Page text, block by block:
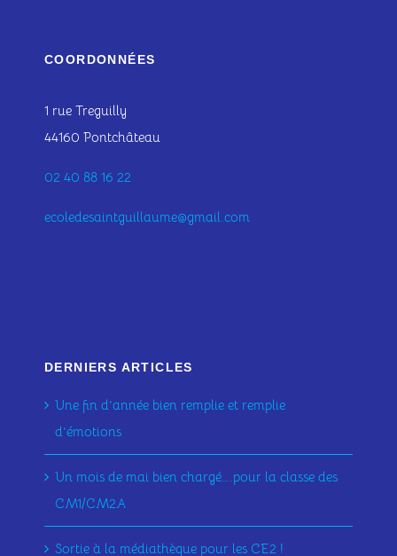
COORDONNÉES
1 rue Treguilly
44160 Pontchâteau
02 40 88 16 22
ecoledesaintguillaume@gmail.com
DERNIERS ARTICLES
Une fin d’année bien remplie et remplie
d’émotions
Un mois de mai bien chargé….pour la classe des
CM1/CM2A
Sortie à la médiathèque pour les CE2 !